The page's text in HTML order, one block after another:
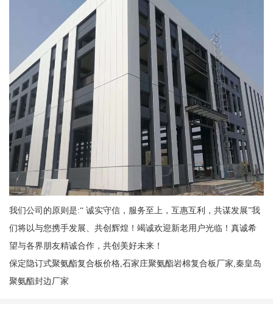
我们公司的原则是:“ 诚实守信，服务至上，互惠互利，共谋发展”我
们将以与您携手发展、共创辉煌！竭诚欢迎新老用户光临！真诚希
望与各界朋友精诚合作，共创美好未来！
保定隐订式聚氨酯复合板价格,石家庄聚氨酯岩棉复合板厂家,秦皇岛
聚氨酯封边厂家